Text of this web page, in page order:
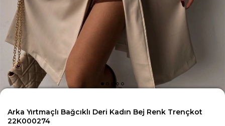
Arka Yırtmaçlı Bağcıklı Deri Kadın Bej Renk Trençkot
22K000274